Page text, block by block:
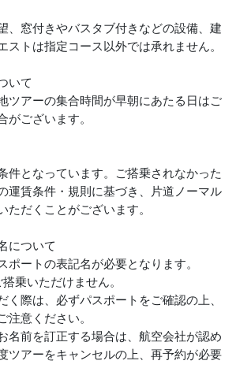
、窓付きやバスタブ付きなどの設備、建
ストは指定コース以外では承れません。
いて
ツアーの集合時間が早朝にあたる日はご
がございます。
件となっています。ご搭乗されなかった
運賃条件・規則に基づき、片道ノーマル
ただくことがございます。
について
ポートの表記名が必要となります。
乗いただけません。
く際は、必ずパスポートをご確認の上、
注意ください。
名前を訂正する場合は、航空会社が認め
ツアーをキャンセルの上、再予約が必要